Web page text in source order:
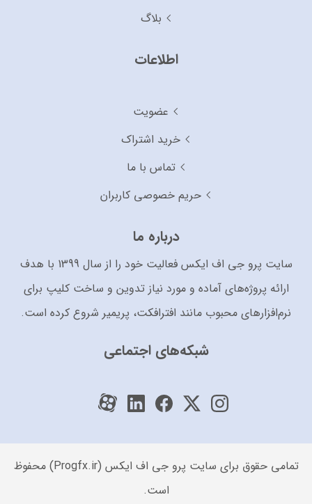
بلاگ
اطلاعات
عضویت
خرید اشتراک
تماس با ما
حریم خصوصی کاربران
درباره ما
سایت پرو جی اف ایکس فعالیت خود را از سال 1399 با هدف
ارائه پروژه‌های آماده و مورد نیاز تدوین و ساخت کلیپ برای
نرم‌افزارهای محبوب مانند افترافکت، پریمیر شروع کرده است.
شبکه‌های اجتماعی
تمامی حقوق برای سایت پرو جی اف ایکس (Progfx.ir) محفوظ
است.